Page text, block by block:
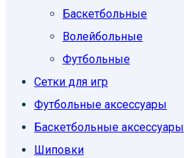
Баскетбольные
Волейбольные
Футбольные
Сетки для игр
Футбольные аксессуары
Баскетбольные аксессуары
Шиповки